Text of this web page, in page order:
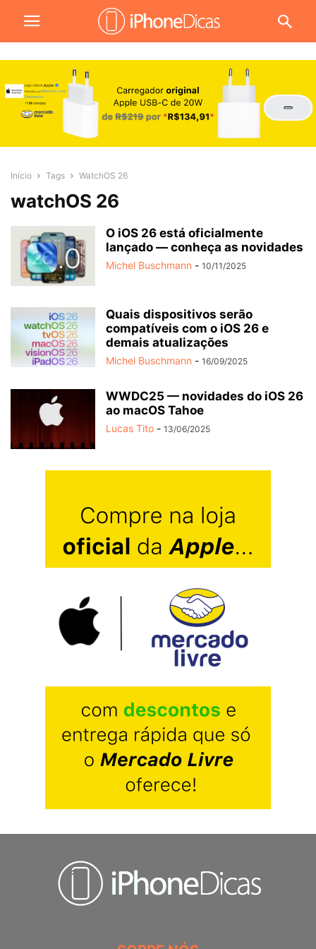
Início Tags WatchOS 26
watchOS 26
O iOS 26 está oficialmente
lançado — conheça as novidades
Michel Buschmann - 10/11/2025
Quais dispositivos serão
compatíveis com o iOS 26 e
demais atualizações
Michel Buschmann - 16/09/2025
WWDC25 — novidades do iOS 26
ao macOS Tahoe
Lucas Tito - 13/06/2025